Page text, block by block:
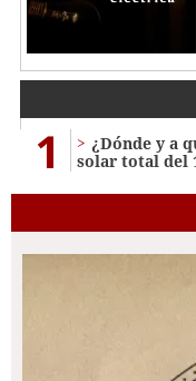
1
¿Dónde y a
solar total del